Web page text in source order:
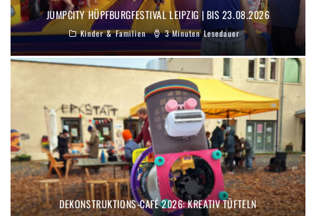
JUMPCITY HÜPFBURGFESTIVAL LEIPZIG | BIS 23.08.2026
Kinder & Familien 3 Minuten Lesedauer
DEKONSTRUKTIONS-CAFÉ 2026: KREATIV TÜFTELN